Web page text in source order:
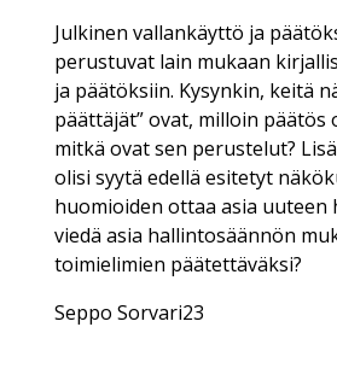
Julkinen vallankäyttö ja
perustuvat lain mukaan
ja päätöksiin. Kysynkin, keitä
päättäjät” ovat, milloin päätös
mitkä ovat sen perustelut?
olisi syytä edellä esitetyt
huomioiden ottaa asia uuteen
viedä asia hallintosäännön
toimielimien päätettäväksi?
Seppo Sorvari23